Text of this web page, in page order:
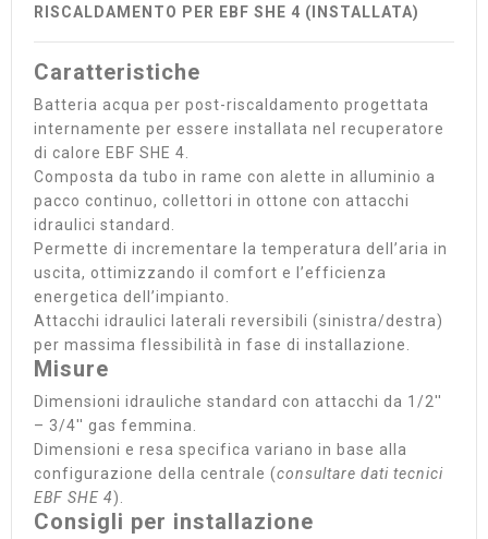
RISCALDAMENTO PER EBF SHE 4 (INSTALLATA)
Caratteristiche
Batteria acqua per post-riscaldamento progettata
internamente per essere installata nel recuperatore
di calore EBF SHE 4.
Composta da tubo in rame con alette in alluminio a
pacco continuo, collettori in ottone con attacchi
idraulici standard.
Permette di incrementare la temperatura dell’aria in
uscita, ottimizzando il comfort e l’efficienza
energetica dell’impianto.
Attacchi idraulici laterali reversibili (sinistra/destra)
per massima flessibilità in fase di installazione.
Misure
Dimensioni idrauliche standard con attacchi da 1/2''
– 3/4'' gas femmina.
Dimensioni e resa specifica variano in base alla
configurazione della centrale (consultare dati tecnici
EBF SHE 4).
Consigli per installazione